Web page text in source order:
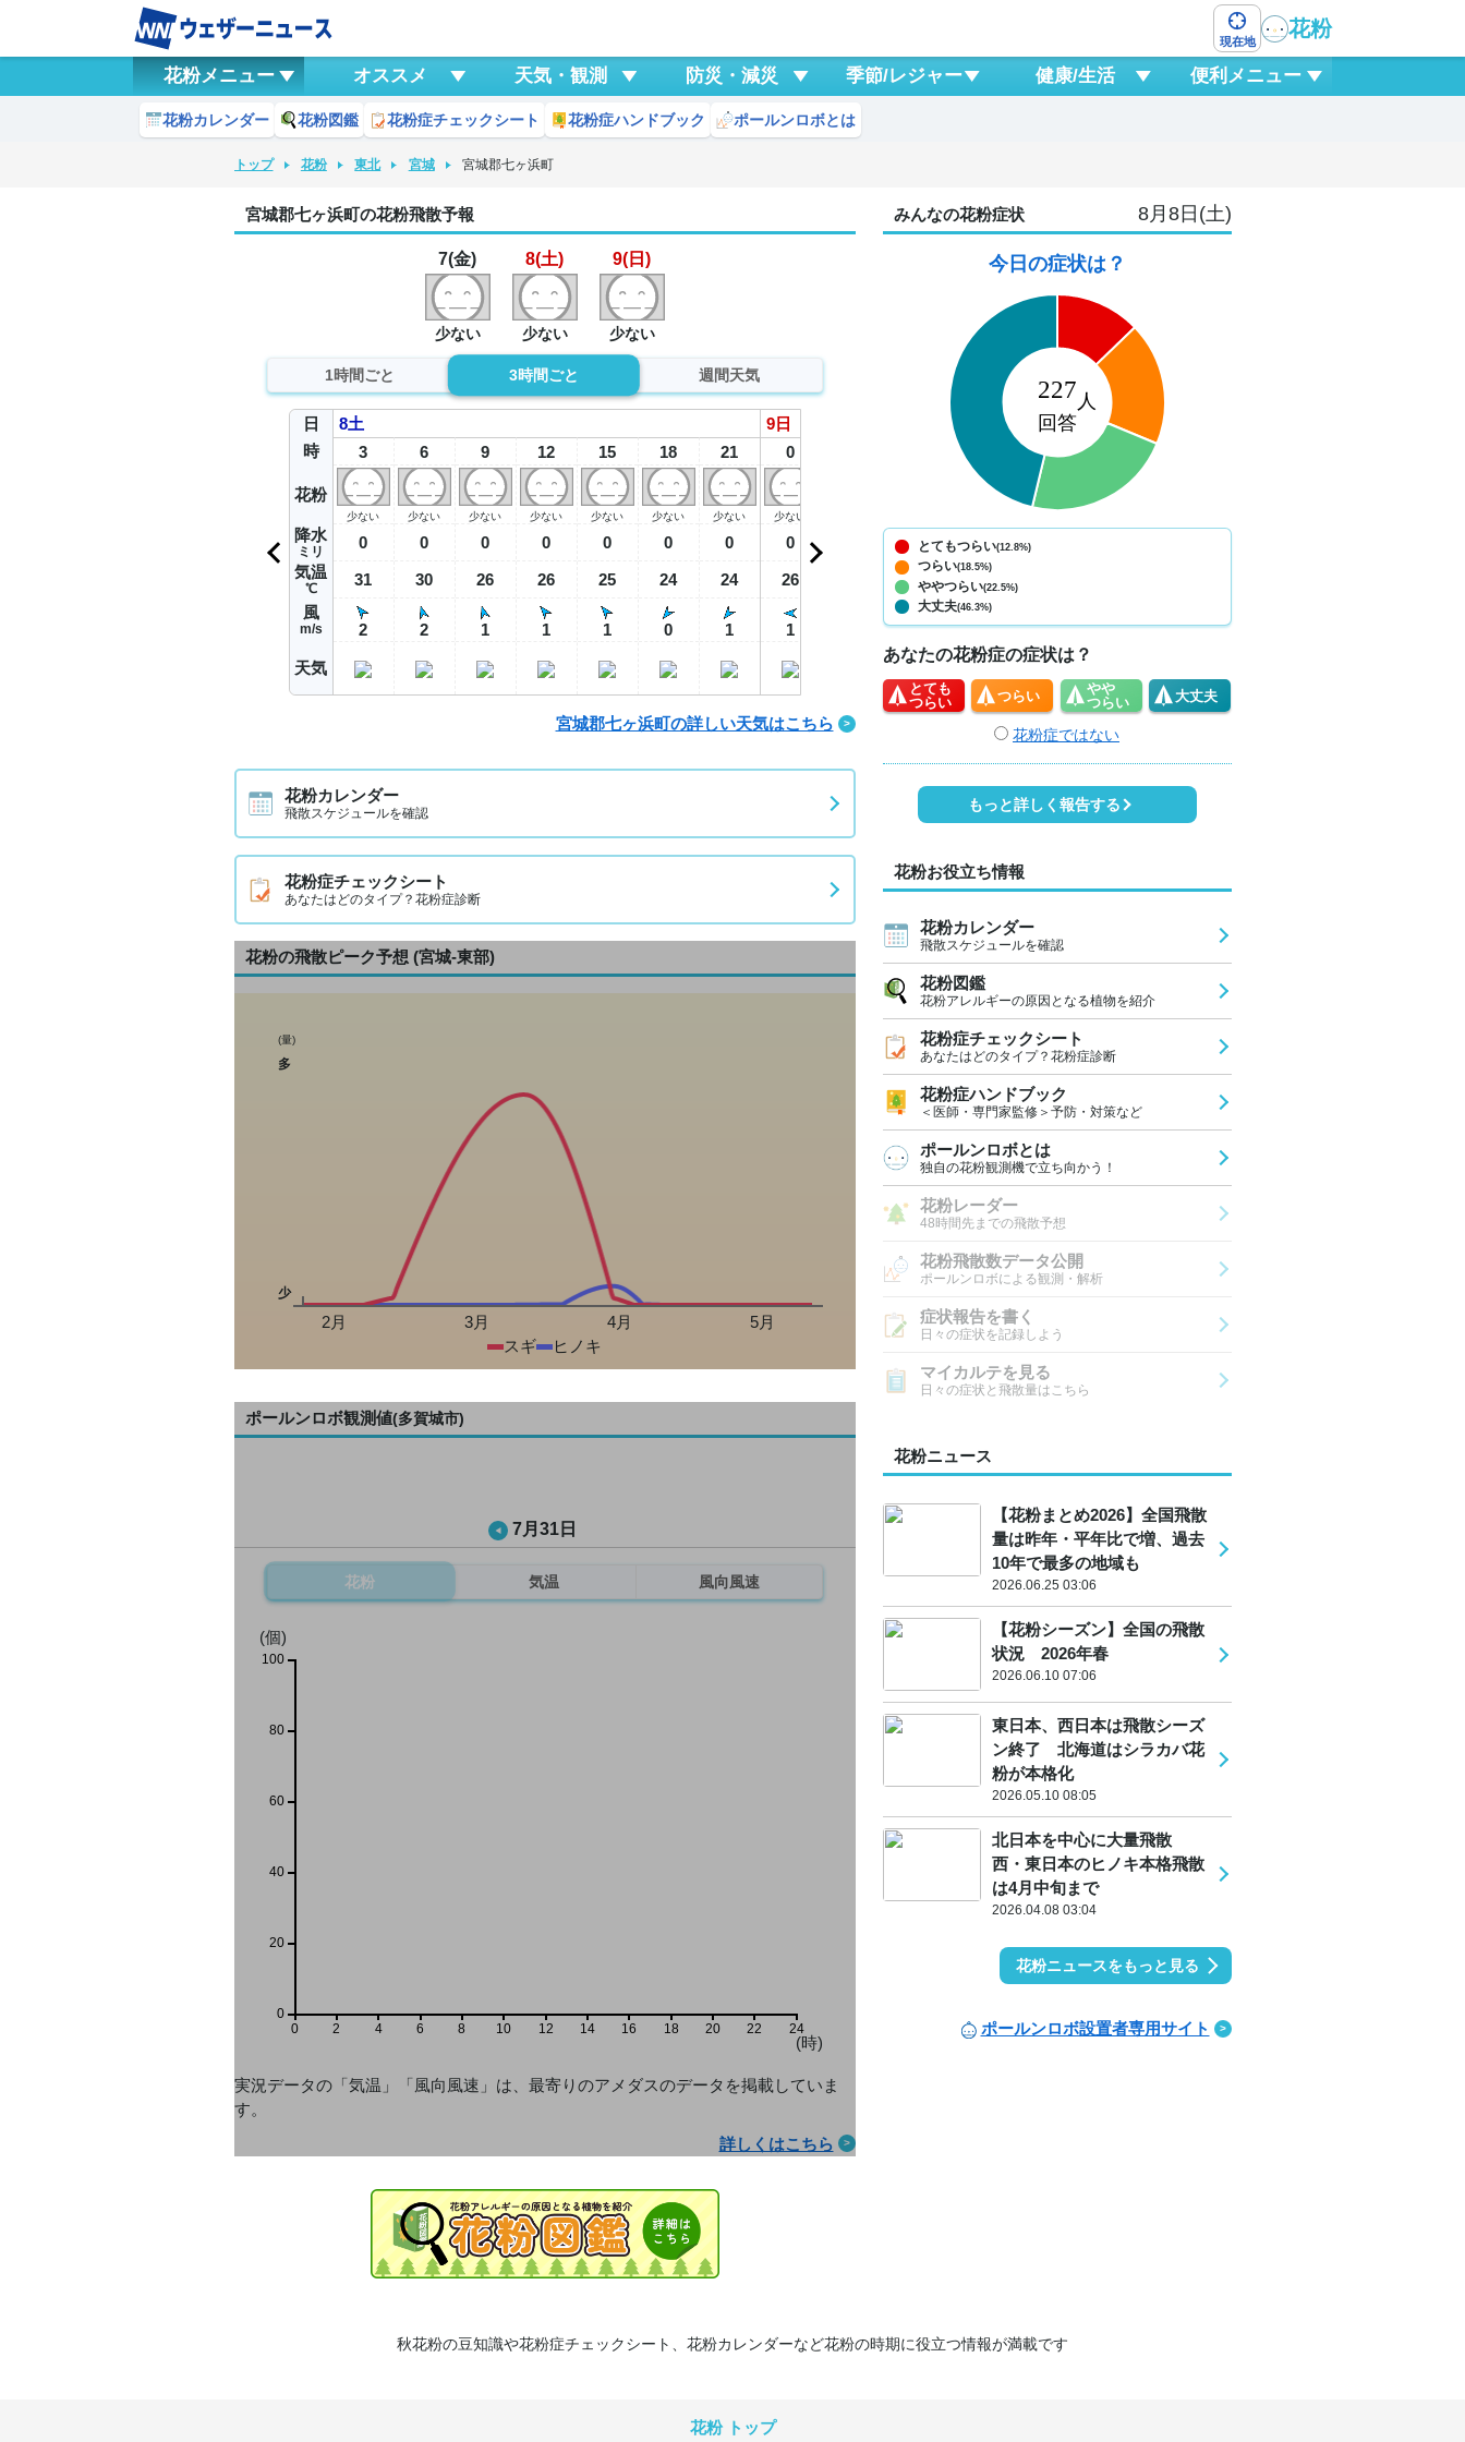
現在地
花粉
花粉メニュー オススメ 天気・観測 防災・減災 季節/レジャー 健康/生活 便利メニュー
花粉カレンダー 花粉図鑑 花粉症チェックシート 花粉症ハンドブック ポールンロボとは
トップ 花粉 東北 宮城 宮城郡七ヶ浜町
宮城郡七ヶ浜町の花粉飛散予報
7(金)
少ない
8(土)
少ない
9(日)
少ない
1時間ごと 3時間ごと 週間天気
日
時
花粉
降水
ミリ
気温
℃
風
m/s
天気
8土
3
少ない
0
31
2
6
少ない
0
30
2
9
少ない
0
26
1
12
少ない
0
26
1
15
少ない
0
25
1
18
少ない
0
24
0
21
少ない
0
24
1
9日
0
少ない
0
26
1
0
26
3
0
25
2
12
0
1
15
1
18
1 1
宮城郡七ヶ浜町の詳しい天気はこちら
花粉カレンダー
飛散スケジュールを確認
花粉症チェックシート
あなたはどのタイプ？花粉症診断
花粉の飛散ピーク予想 (宮城-東部)
(量)
多
少
2月 3月 4月
5月
スギ
ヒノキ
ポールンロボ観測値(多賀城市)
7月31日
花粉 気温 風向風速
0 2 4 6 8 10 12 14 16 18 20 22 24
(個)
(時)
0
20
40
60
80
100
実況データの「気温」「風向風速」は、最寄りのアメダスのデータを掲載していま
す。
詳しくはこちら
みんなの花粉症状 8月8日(土)
今日の症状は？
とてもつらい(12.8%)
つらい(18.5%)
ややつらい(22.5%)
大丈夫(46.3%)
あなたの花粉症の症状は？
とても
つらい
つらい
やや
つらい
大丈夫
花粉症ではない
もっと詳しく報告する
花粉お役立ち情報
花粉カレンダー
飛散スケジュールを確認
花粉図鑑
花粉アレルギーの原因となる植物を紹介
花粉症チェックシート
あなたはどのタイプ？花粉症診断
花粉症ハンドブック
＜医師・専門家監修＞予防・対策など
ポールンロボとは
独自の花粉観測機で立ち向かう！
花粉レーダー
48時間先までの飛散予想
花粉飛散数データ公開
ポールンロボによる観測・解析
症状報告を書く
日々の症状を記録しよう
マイカルテを見る
日々の症状と飛散量はこちら
花粉ニュース
【花粉まとめ2026】全国飛散
量は昨年・平年比で増、過去
10年で最多の地域も
2026.06.25 03:06
【花粉シーズン】全国の飛散
状況 2026年春
2026.06.10 07:06
東日本、西日本は飛散シーズ
ン終了 北海道はシラカバ花
粉が本格化
2026.05.10 08:05
北日本を中心に大量飛散
西・東日本のヒノキ本格飛散
は4月中旬まで
2026.04.08 03:04
花粉ニュースをもっと見る
ポールンロボ設置者専用サイト
秋花粉の豆知識や花粉症チェックシート、花粉カレンダーなど花粉の時期に役立つ情報が満載です
花粉 トップ